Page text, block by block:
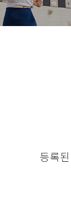
등록